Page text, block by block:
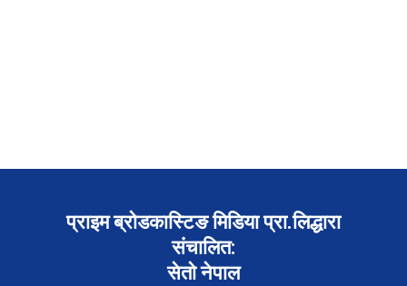
प्राइम ब्रोडकास्टिङ मिडिया प्रा.लिद्धारा
संचालित:
सेतो नेपाल